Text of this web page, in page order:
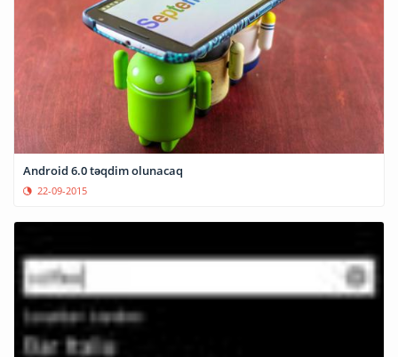
Android 6.0 təqdim olunacaq
22-09-2015